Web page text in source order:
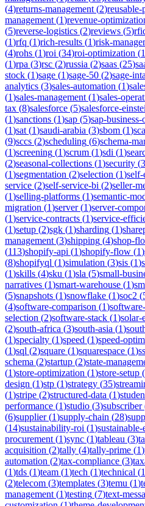
(4)returns-management (2)reusable-
management (1)revenue-
(5)reverse-logistics (2)reviews (5)
(1)rfq (1)rich-results (1)risk-
(4)rohs (1)roi (34)roi-optimization (1
(1)rpa (3)rsc (2)russia (2)saas (25)
stock (1)sage (1)sage-50 (2)sage-
analytics (3)sales-automation (1)
(1)sales-management (1)sales-
tax (8)salesforce (5)salesforce-
(1)sanctions (1)sap (5)sap-business-
(1)sat (1)saudi-arabia (3)sbom (1)
(9)sccs (2)scheduling (6)schema-
(1)screening (1)scrum (1)sdi (1)
(2)seasonal-collections (1)security (
(1)segmentation (2)selection (1)
service (2)self-service-bi (2)seller-
(1)selling-platforms (1)semantic-
migration (1)server(1)server-
(1)service-contracts (1)service-
(1)setup (2)sgk (1)sharding (1)
management (3)shipping (4)shop-
(113)shopify-api (1)shopify-flow (1)
(8)shopifyql (1)simulation (3)sis (1)
(1)skills (4)sku (1)sla (5)small-
narratives (1)smart-warehouse (1)
(5)snapshots (1)snowflake (1)soc2 (
(4)software-comparison (1)
selection (2)software-stack (1)solar-
(2)south-africa (3)south-asia (1)
(1)specialty (1)speed (1)speed-
(1)sql (2)square (1)squarespace (1)
schema (2)startup (2)state-
(1)store-optimization (1)store-setup (
design (1)stp (1)strategy (35)
(1)stripe (2)structured-data (1)
performance (1)studio (3)subscriber
(6)supplier(1)supply-chain (28)
(14)sustainability-roi (1)
procurement (1)sync (1)tableau (3)
acquisition (2)tally (4)tally-prime (1)
automation (2)tax-compliance (3)
(1)tds (1)team (1)tech (1)technical (1
(2)telecom (3)templates (3)temu (1)
management (1)testing (7)text-